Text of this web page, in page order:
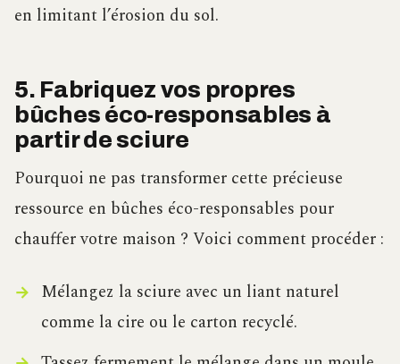
en limitant l’érosion du sol.
5. Fabriquez vos propres
bûches éco-responsables à
partir de sciure
Pourquoi ne pas transformer cette précieuse
ressource en bûches éco-responsables pour
chauffer votre maison ? Voici comment procéder :
Mélangez la sciure avec un liant naturel
comme la cire ou le carton recyclé.